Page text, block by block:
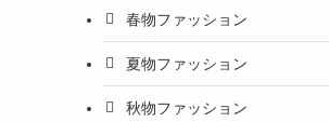
春物ファッション
夏物ファッション
秋物ファッション